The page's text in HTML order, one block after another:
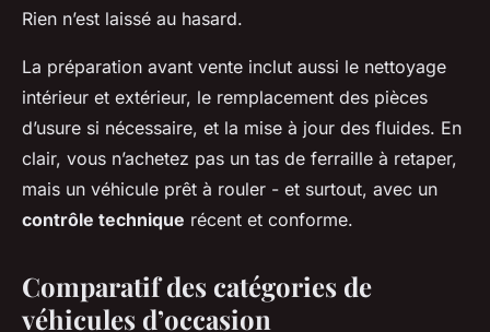
Rien n’est laissé au hasard.
La préparation avant vente inclut aussi le nettoyage
intérieur et extérieur, le remplacement des pièces
d’usure si nécessaire, et la mise à jour des fluides. En
clair, vous n’achetez pas un tas de ferraille à retaper,
mais un véhicule prêt à rouler - et surtout, avec un
contrôle technique récent et conforme.
Comparatif des catégories de
véhicules d’occasion